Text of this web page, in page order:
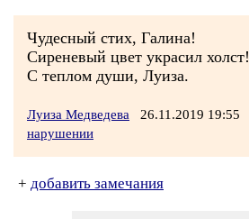
Чудесный стих, Галина!
Сиреневый цвет украсил холст!
С теплом души, Луиза.
Луиза Медведева 26.11.2019 19:55
нарушении
+ добавить замечания